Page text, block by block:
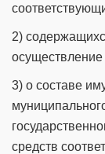
2)
осуществление
3) о составе
средств